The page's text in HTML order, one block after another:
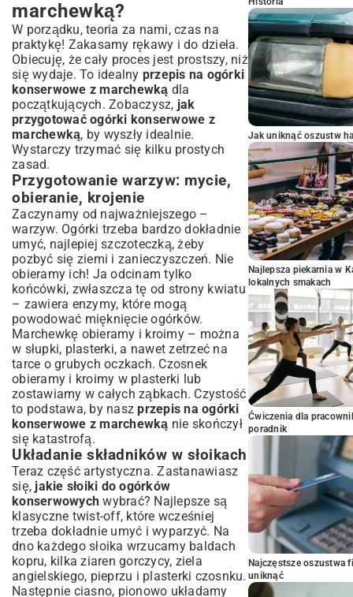
marchewką?
W porządku, teoria za nami, czas na
praktykę! Zakasamy rękawy i do dzieła.
Obiecuję, że cały proces jest prostszy, niż
się wydaje. To idealny przepis na ogórki
konserwowe z marchewką dla
początkujących. Zobaczysz, jak
przygotować ogórki konserwowe z
marchewką, by wyszły idealnie.
Wystarczy trzymać się kilku prostych
zasad.
Przygotowanie warzyw: mycie,
obieranie, krojenie
Zaczynamy od najważniejszego –
warzyw. Ogórki trzeba bardzo dokładnie
umyć, najlepiej szczoteczką, żeby
pozbyć się ziemi i zanieczyszczeń. Nie
obieramy ich! Ja odcinam tylko
końcówki, zwłaszcza tę od strony kwiatu
– zawiera enzymy, które mogą
powodować mięknięcie ogórków.
Marchewkę obieramy i kroimy – można
w słupki, plasterki, a nawet zetrzeć na
tarce o grubych oczkach. Czosnek
obieramy i kroimy w plasterki lub
zostawiamy w całych ząbkach. Czystość
to podstawa, by naszprzepis na ogórki
konserwowe z marchewką nie skończył
się katastrofą.
Układanie składników w słoikach
Teraz część artystyczna. Zastanawiasz
się, jakie słoiki do ogórków
konserwowych wybrać? Najlepsze są
klasyczne twist-off, które wcześniej
trzeba dokładnie umyć i wyparzyć. Na
dno każdego słoika wrzucamy baldach
kopru, kilka ziaren gorczycy, ziela
angielskiego, pieprzu i plasterki czosnku.
Następnie ciasno, pionowo układamy
Jak uniknąć oszustw
Najlepsza piekarnia w
lokalnych smakach
Ćwiczenia dla
poradnik
Najczęstsze oszustwa
uniknąć